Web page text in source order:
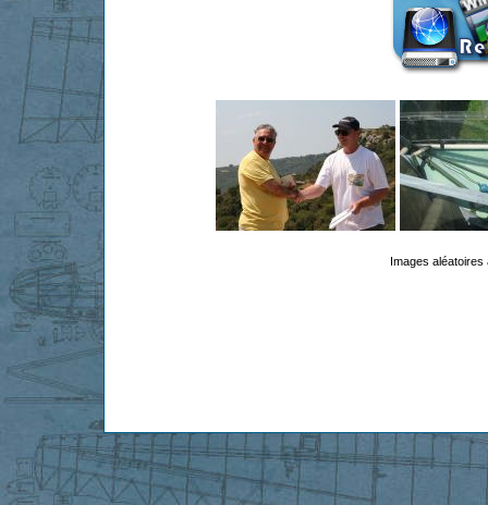
Images aléatoires